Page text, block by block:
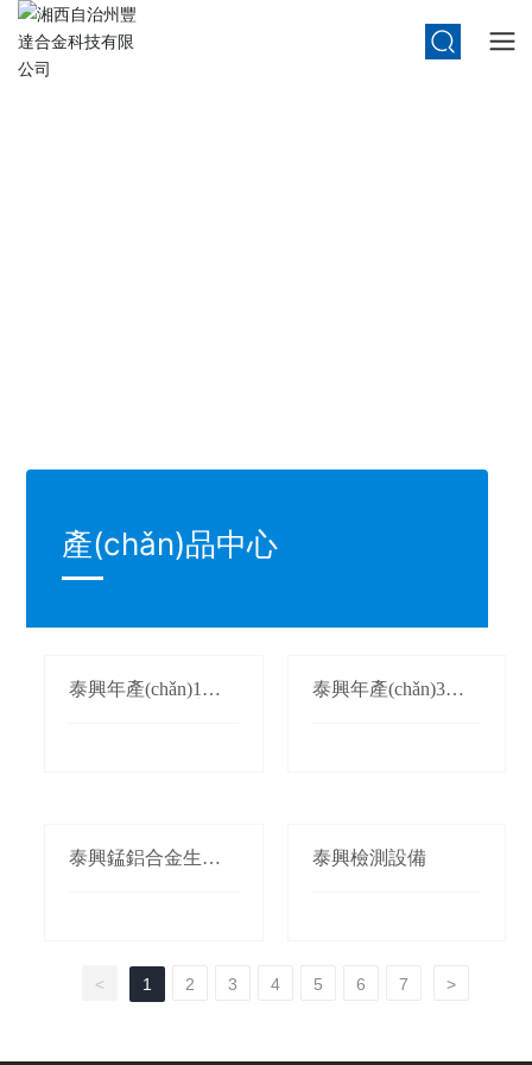
產(chǎn)品中心
泰興年產(chǎn)1萬
泰興年產(chǎn)3萬
泰興錳鋁合金生產(c
泰興檢測設備
< 1 2 3 4 5 6 7 >